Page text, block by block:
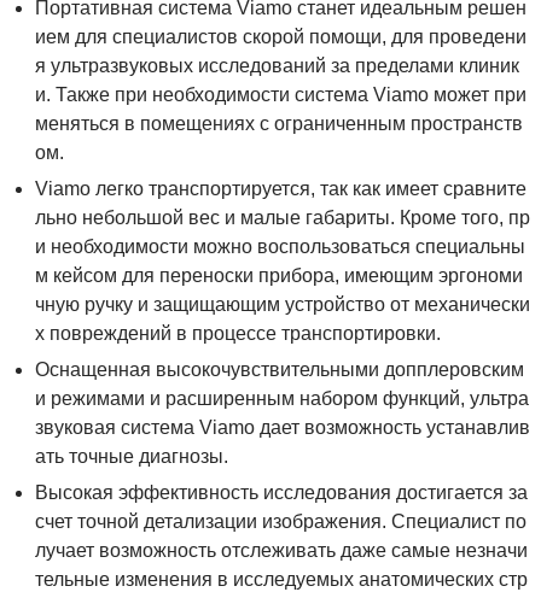
Портативная система Viamo станет идеальным решен
ием для специалистов скорой помощи, для проведени
я ультразвуковых исследований за пределами клиник
и. Также при необходимости система Viamo может при
меняться в помещениях с ограниченным пространств
ом.
Viamo легко транспортируется, так как имеет сравните
льно небольшой вес и малые габариты. Кроме того, пр
и необходимости можно воспользоваться специальны
м кейсом для переноски прибора, имеющим эргономи
чную ручку и защищающим устройство от механически
х повреждений в процессе транспортировки.
Оснащенная высокочувствительными допплеровским
и режимами и расширенным набором функций, ультра
звуковая система Viamo дает возможность устанавлив
ать точные диагнозы.
Высокая эффективность исследования достигается за
счет точной детализации изображения. Специалист по
лучает возможность отслеживать даже самые незначи
тельные изменения в исследуемых анатомических стр